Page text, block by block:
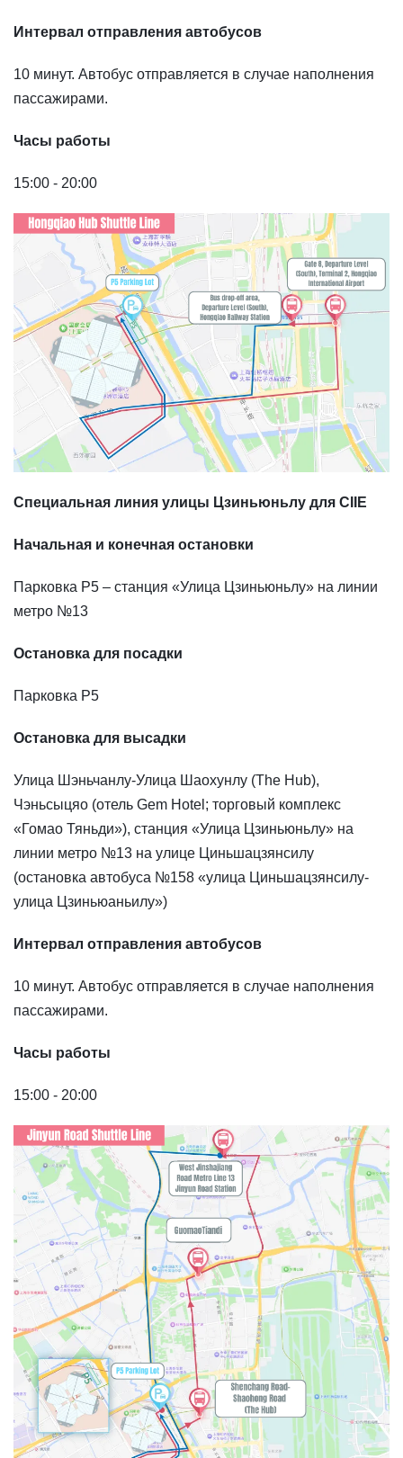
Интервал отправления автобусов
10 минут. Автобус отправляется в случае наполнения
пассажирами.
Часы работы
15:00 - 20:00
Специальная линия улицы Цзиньюньлу для CIIE
Начальная и конечная остановки
Парковка P5 – станция «Улица Цзиньюньлу» на линии
метро №13
Остановка для посадки
Парковка P5
Остановка для высадки
Улица Шэньчанлу-Улица Шаохунлу (The Hub),
Чэньсыцяо (отель Gem Hotel; торговый комплекс
«Гомао Тяньди»), станция «Улица Цзиньюньлу» на
линии метро №13 на улице Циньшацзянсилу
(остановка автобуса №158 «улица Циньшацзянсилу-
улица Цзиньюаньилу»)
Интервал отправления автобусов
10 минут. Автобус отправляется в случае наполнения
пассажирами.
Часы работы
15:00 - 20:00